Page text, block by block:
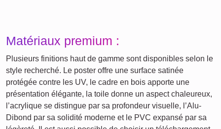
Matériaux premium :
Plusieurs finitions haut de gamme sont disponibles selon le
style recherché. Le poster offre une surface satinée
protégée contre les UV, le cadre en bois apporte une
présentation élégante, la toile donne un aspect chaleureux,
l’acrylique se distingue par sa profondeur visuelle, l’Alu-
Dibond par sa solidité moderne et le PVC expansé par sa